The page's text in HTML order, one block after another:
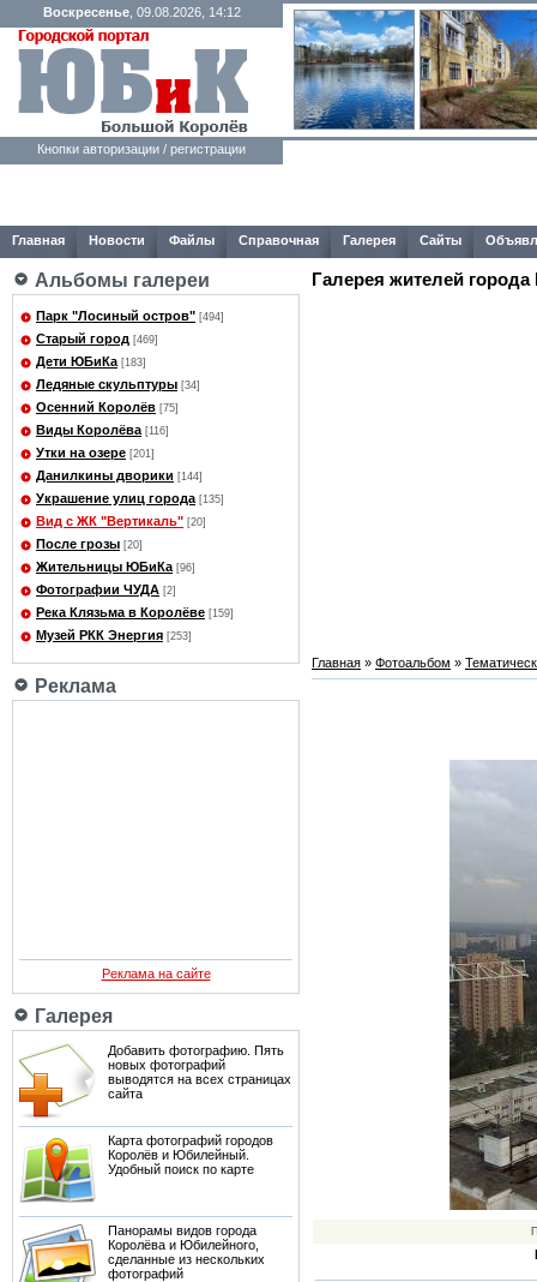
Воскресенье, 09.08.2026, 14:12
Кнопки авторизации / регистрации
Главная Новости Файлы Справочная Галерея Сайты
Альбомы галереи
Парк "Лосиный остров" [494]
Старый город [469]
Дети ЮБиКа [183]
Ледяные скульптуры [34]
Осенний Королёв [75]
Виды Королёва [116]
Утки на озере [201]
Данилкины дворики [144]
Украшение улиц города [135]
Вид с ЖК "Вертикаль" [20]
После грозы [20]
Жительницы ЮБиКа [96]
Фотографии ЧУДА [2]
Река Клязьма в Королёве [159]
Музей РКК Энергия [253]
Реклама
Реклама на сайте
Галерея
Добавить фотографию. Пять
новых фотографий
выводятся на всех страницах
сайта
Карта фотографий городов
Королёв и Юбилейный.
Удобный поиск по карте
Панорамы видов города
Королёва и Юбилейного,
сделанные из нескольких
фотографий
Галерея жителей города
Главная » Фотоальбом »